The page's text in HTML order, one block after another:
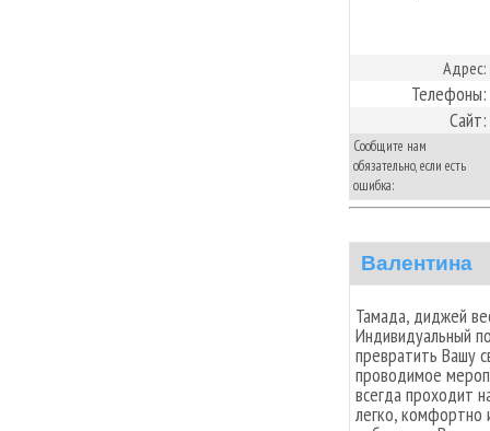
Адрес:
Телефоны:
Сайт:
Сообщите нам
обязательно, если есть
ошибка:
Валентина
Тамада, диджей
Индивидуальный
превратить Вашу
проводимое
всегда проходит
легко, комфортно